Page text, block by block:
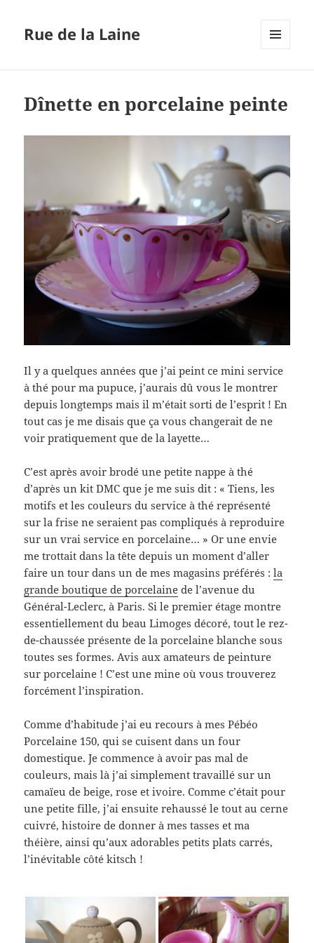
Rue de la Laine
Dînette en porcelaine peinte
Il y a quelques années que j’ai peint ce mini service
à thé pour ma pupuce, j’aurais dû vous le montrer
depuis longtemps mais il m’était sorti de l’esprit ! En
tout cas je me disais que ça vous changerait de ne
voir pratiquement que de la layette…
C’est après avoir brodé une petite nappe à thé
d’après un kit DMC que je me suis dit : « Tiens, les
motifs et les couleurs du service à thé représenté
sur la frise ne seraient pas compliqués à reproduire
sur un vrai service en porcelaine… » Or une envie
me trottait dans la tête depuis un moment d’aller
faire un tour dans un de mes magasins préférés :la
grande boutique de porcelaine de l’avenue du
Général-Leclerc, à Paris. Si le premier étage montre
essentiellement du beau Limoges décoré, tout le rez-
de-chaussée présente de la porcelaine blanche sous
toutes ses formes. Avis aux amateurs de peinture
sur porcelaine ! C’est une mine où vous trouverez
forcément l’inspiration.
Comme d’habitude j’ai eu recours à mes Pébéo
Porcelaine 150, qui se cuisent dans un four
domestique. Je commence à avoir pas mal de
couleurs, mais là j’ai simplement travaillé sur un
camaïeu de beige, rose et ivoire. Comme c’était pour
une petite fille, j’ai ensuite rehaussé le tout au cerne
cuivré, histoire de donner à mes tasses et ma
théière, ainsi qu’aux adorables petits plats carrés,
l’inévitable côté kitsch !